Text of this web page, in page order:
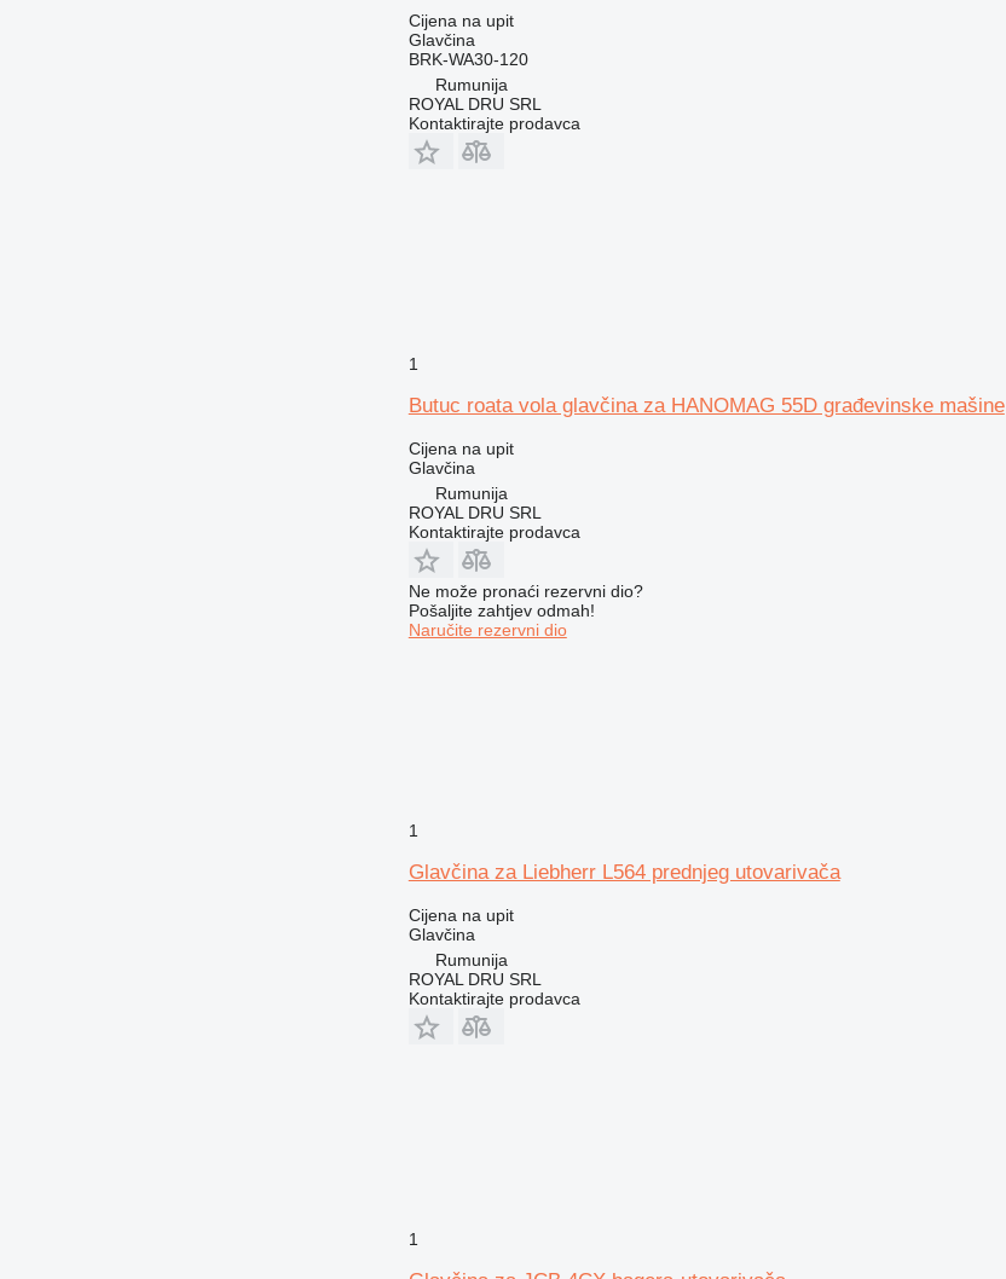
Cijena na upit
Glavčina
BRK-WA30-120
Rumunija
ROYAL DRU SRL
Kontaktirajte prodavca
1
Butuc roata vola glavčina za HANOMAG 55D građevinske mašine
Cijena na upit
Glavčina
Rumunija
ROYAL DRU SRL
Kontaktirajte prodavca
Ne može pronaći rezervni dio?
Pošaljite zahtjev odmah!
Naručite rezervni dio
1
Glavčina za Liebherr L564 prednjeg utovarivača
Cijena na upit
Glavčina
Rumunija
ROYAL DRU SRL
Kontaktirajte prodavca
1